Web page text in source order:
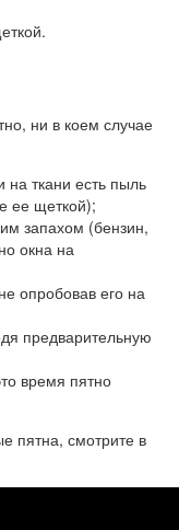
ни в коем случае
на ткани есть пыль
ее щеткой);
запахом (бензин,
окна на
опробовав его на
предварительную
время пятно
пятна, смотрите в